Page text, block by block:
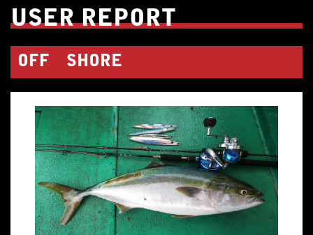
USER REPORT
OFF SHORE